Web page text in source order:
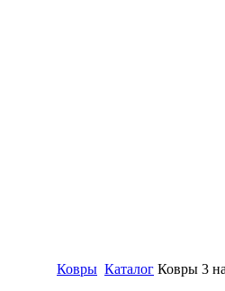
Ковры Каталог Ковры 3